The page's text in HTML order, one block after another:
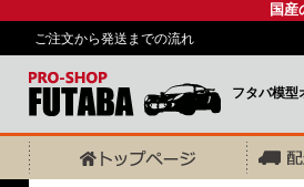
国産
ご注文から発送までの流れ
フタバ模型